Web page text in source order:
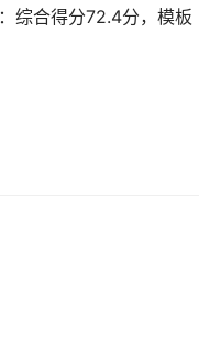
综合得分72.4分，模板